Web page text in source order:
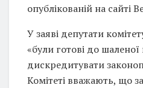
опублікованій на сайті
У заяві депутати
«були готові до шаленої
дискредитувати
Комітеті вважають, що